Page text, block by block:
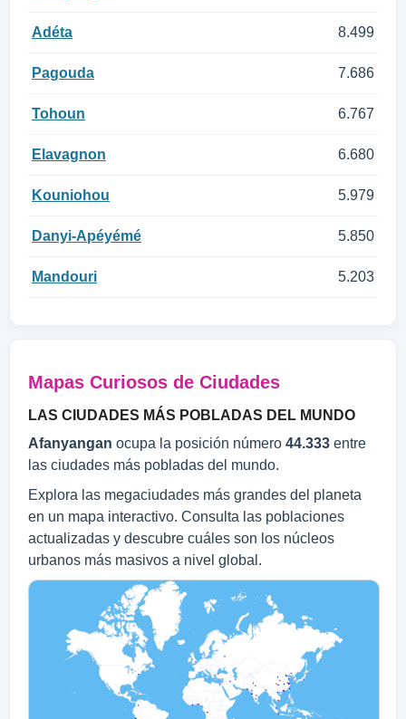
Adéta 8.499
Pagouda 7.686
Tohoun 6.767
Elavagnon 6.680
Kouniohou 5.979
Danyi-Apéyémé 5.850
Mandouri 5.203
Mapas Curiosos de Ciudades
LAS CIUDADES MÁS POBLADAS DEL MUNDO
Afanyangan ocupa la posición número 44.333 entre
las ciudades más pobladas del mundo.
Explora las megaciudades más grandes del planeta
en un mapa interactivo. Consulta las poblaciones
actualizadas y descubre cuáles son los núcleos
urbanos más masivos a nivel global.